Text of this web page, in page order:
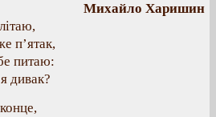
Михайло Харишин
п’ятак,
питаю:
дивак?